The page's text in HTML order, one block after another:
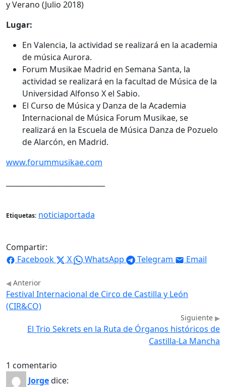
y Verano (Julio 2018)
Lugar:
En Valencia, la actividad se realizará en la academia
de música Aurora.
Forum Musikae Madrid en Semana Santa, la
actividad se realizará en la facultad de Música de la
Universidad Alfonso X el Sabio.
El Curso de Música y Danza de la Academia
Internacional de Música Forum Musikae, se
realizará en la Escuela de Música Danza de Pozuelo
de Alarcón, en Madrid.
www.forummusikae.com
Etiquetas: noticiaportada
Compartir:
Facebook
X WhatsApp Telegram Email
Anterior
Festival Internacional de Circo de Castilla y León
(CIR&CO)
Siguiente
El Trio Sekrets en la Ruta de Órganos históricos de
Castilla-La Mancha
1 comentario
Jorgedice: